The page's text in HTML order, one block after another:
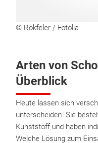
© Rokfeler / Fotolia
Arten von
Überblick
Heute lassen sich
unterscheiden. Sie
Kunststoff und haben
Welche Lösung zum